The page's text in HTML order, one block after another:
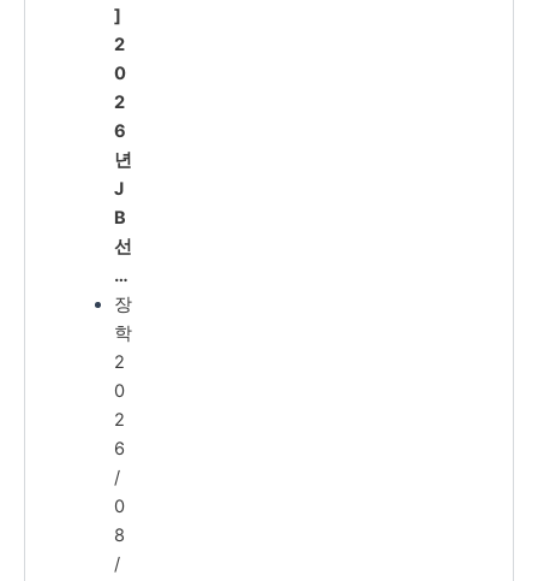
]
2
0
2
6
년
J
B
선
…
장
학
2
0
2
6
/
0
8
/